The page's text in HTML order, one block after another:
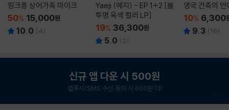
핑크퐁 상어가족 마이크
50% 15,000원
10.0 (4)
Yaeji (예지) - EP 1+2 [불
투명 옥색 컬러 LP]
19% 36,300원
5.0 ( 2)
영국 건축의 언
10% 6,300
9.3 (16)
신규 앱 다운 시 500원
앱푸시/SMS 수신 동의 시 600원 더!